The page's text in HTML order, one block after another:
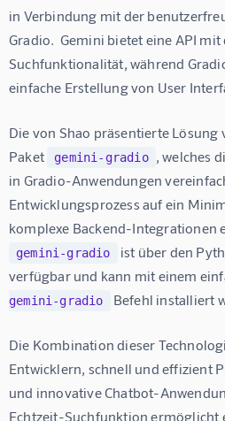
in Verbindung mit der
Gradio.  Gemini bietet eine API
Suchfunktionalität, während
einfache Erstellung von User
Die von Shao präsentierte
Paket
gemini-gradio , welches
in Gradio-Anwendungen
Entwicklungsprozess auf ein
komplexe Backend-Integrationen
gemini-gradio
ist über den
verfügbar und kann mit einem
gemini-gradio
Befehl installiert
Die Kombination dieser
Entwicklern, schnell und effizient
und innovative Chatbot-
Echtzeit-Suchfunktion ermöglicht